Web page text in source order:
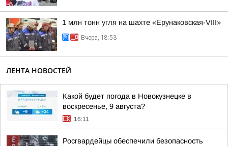
1 млн тонн угля на шахте «Ерунаковская-VIII»
Вчера, 18:53
ЛЕНТА НОВОСТЕЙ
Какой будет погода в Новокузнецке в
воскресенье, 9 августа?
16:11
Росгвардейцы обеспечили безопасность